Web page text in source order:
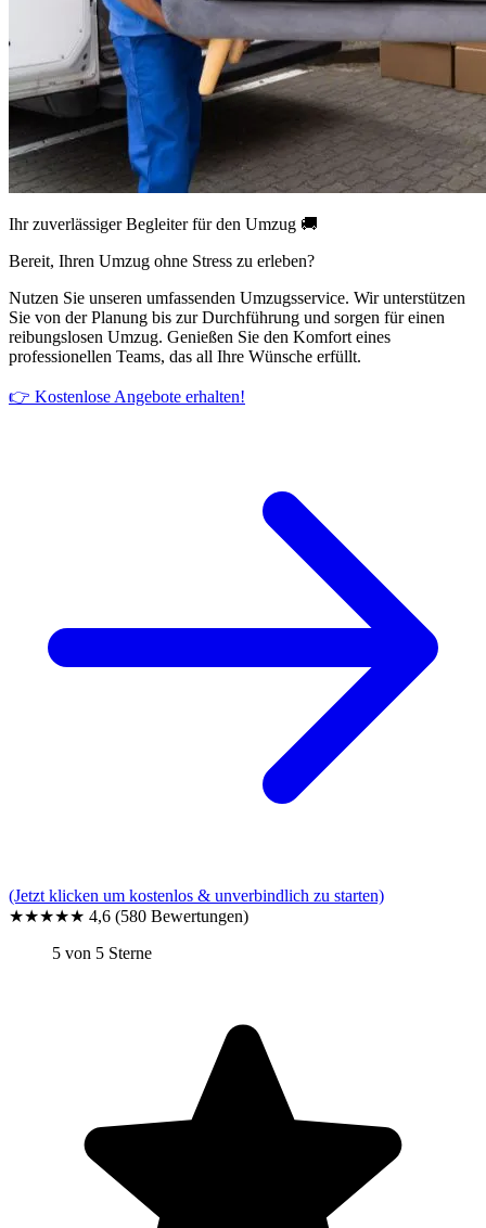
Ihr zuverlässiger Begleiter für den Umzug 🚚
Bereit, Ihren Umzug ohne Stress zu erleben?
Nutzen Sie unseren umfassenden Umzugsservice. Wir unterstützen
Sie von der Planung bis zur Durchführung und sorgen für einen
reibungslosen Umzug. Genießen Sie den Komfort eines
professionellen Teams, das all Ihre Wünsche erfüllt.
👉 Kostenlose Angebote erhalten!
(Jetzt klicken um kostenlos & unverbindlich zu starten)
★★★★★ 4,6 (580 Bewertungen)
5 von 5 Sterne